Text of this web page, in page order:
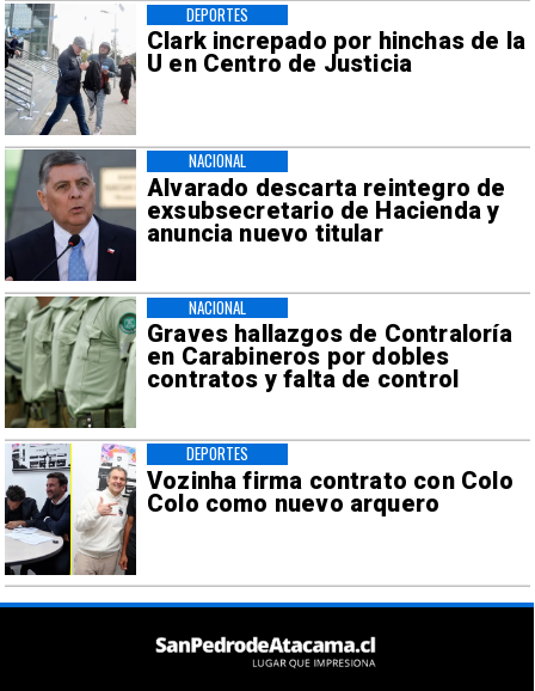
Clark increpado por hinchas de la
U en Centro de Justicia
DEPORTES
Alvarado descarta reintegro de
exsubsecretario de Hacienda y
anuncia nuevo titular
NACIONAL
Graves hallazgos de Contraloría
en Carabineros por dobles
contratos y falta de control
NACIONAL
Vozinha firma contrato con Colo
Colo como nuevo arquero
DEPORTES